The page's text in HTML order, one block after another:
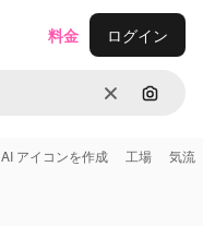
消去 画像で
料金 ログイン
AI アイコンを作成 工場 気流